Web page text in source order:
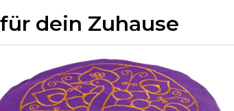
dein Zuhause